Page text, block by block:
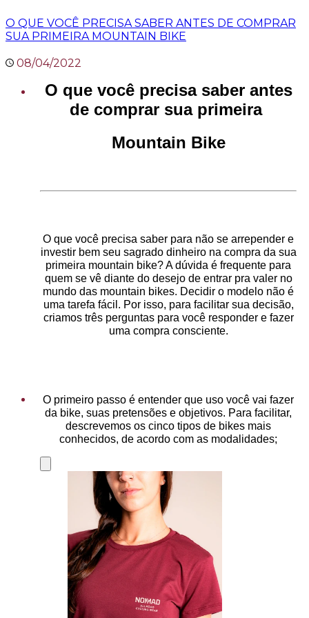
O QUE VOCÊ PRECISA SABER ANTES DE COMPRAR
SUA PRIMEIRA MOUNTAIN BIKE
08/04/2022
O que você precisa saber antes
de comprar sua primeira
Mountain Bike
O que você precisa saber para não se arrepender e
investir bem seu sagrado dinheiro na compra da sua
primeira mountain bike? A dúvida é frequente para
quem se vê diante do desejo de entrar pra valer no
mundo das mountain bikes. Decidir o modelo não é
uma tarefa fácil. Por isso, para facilitar sua decisão,
criamos três perguntas para você responder e fazer
uma compra consciente.
O primeiro passo é entender que uso você vai fazer
da bike, suas pretensões e objetivos. Para facilitar,
descrevemos os cinco tipos de bikes mais
conhecidos, de acordo com as modalidades;